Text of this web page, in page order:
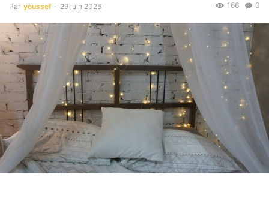
Par youssef - 29 juin 2026 0
166